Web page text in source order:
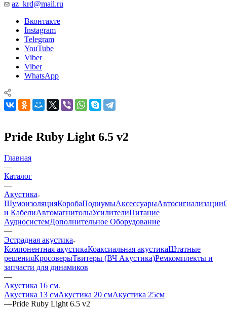
az_krd@mail.ru
Вконтакте
Instagram
Telegram
YouTube
Viber
Viber
WhatsApp
Pride Ruby Light 6.5 v2
Главная
—
Каталог
—
Акустика
ШумоизоляцияКоробаПодиумыАксессуарыАвтосигнализации
и КабелиАвтомагнитолыУсилителиПитание
АудиосистемДополнительное Оборудование
—
Эстрадная акустика
Компонентная акустикаКоаксиальная акустикаШтатные
решенияКросоверыТвитеры (ВЧ Акустика)Ремкомплекты и
запчасти для динамиков
—
Акустика 16 см
Акустика 13 смАкустика 20 смАкустика 25см
—Pride Ruby Light 6.5 v2